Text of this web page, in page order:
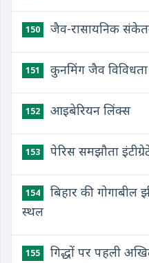
150 जैव-रासायनिक
151 कुनमिंग जैव
152 आइबेरियन लिंक्स
153 पेरिस समझौता
154
बिहार की गोगाबील
स्थल
155
गिद्धों पर पहली